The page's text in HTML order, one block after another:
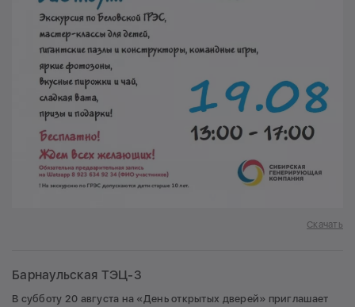
Скачать
Барнаульская ТЭЦ-3
В субботу 20 августа на «День открытых дверей» приглашает